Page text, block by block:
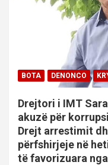
BOTA DENONCO
Drejtori i IMT
akuzë për
Drejt arrestimit
përfshirjeje në
të favorizuara